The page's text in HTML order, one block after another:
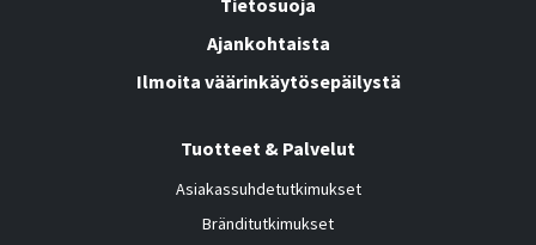
Ajankohtaista
Ilmoita väärinkäytösepäilystä
Tuotteet & Palvelut
Asiakassuhdetutkimukset
Bränditutkimukset